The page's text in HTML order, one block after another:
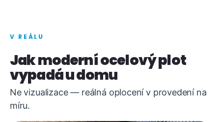
V REÁLU
Jak moderní ocelový plot
vypadá u domu
Ne vizualizace — reálná oplocení v provedení na
míru.